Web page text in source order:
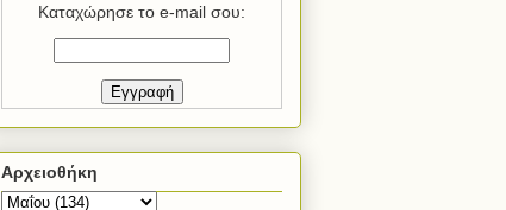
Καταχώρησε το e-mail σου:
Αρχειοθήκη